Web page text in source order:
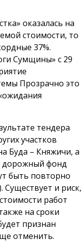
оказалась на
стоимости, то
37%.
Сумщины» с 29
Прозрачно это
тендера
участков
Буда – Княжичи, а
дорожный фонд
быть повторно
и риск,
работ
на сроки
признан
отменить.